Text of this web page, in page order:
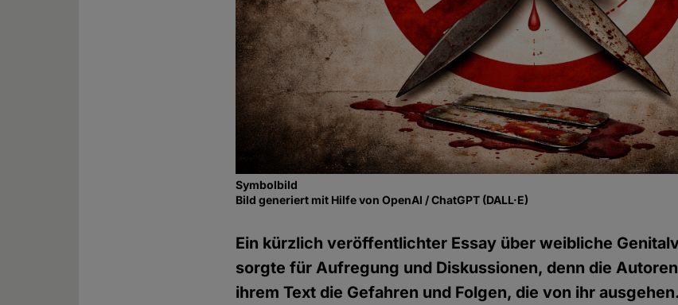
Symbolbild
Bild generiert mit Hilfe von OpenAI / ChatGPT (DALL·E)
Ein kürzlich veröffentlichter Essay über weibliche
sorgte für Aufregung und Diskussionen, denn die
ihrem Text die Gefahren und Folgen, die von ihr